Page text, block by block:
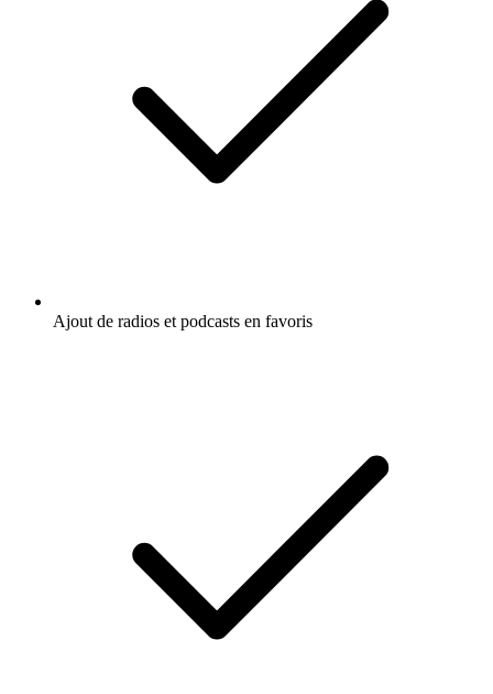
Ajout de radios et podcasts en favoris